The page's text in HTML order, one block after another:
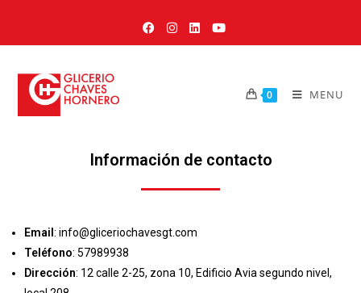
0 MENU
Información de contacto
Email : info@gliceriochavesgt.com
Teléfono: 57989938
Dirección: 12 calle 2-25, zona 10, Edificio Avia segundo nivel,